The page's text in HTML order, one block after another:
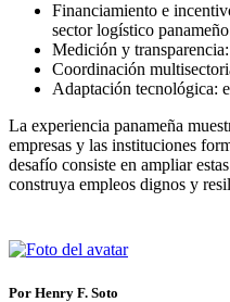
Financiamiento e
sector logístico
Medición y
Coordinación
Adaptación tecnológica:
La experiencia panameña
empresas y las instituciones
desafío consiste en ampliar
construya empleos dignos y
Por Henry F. Soto